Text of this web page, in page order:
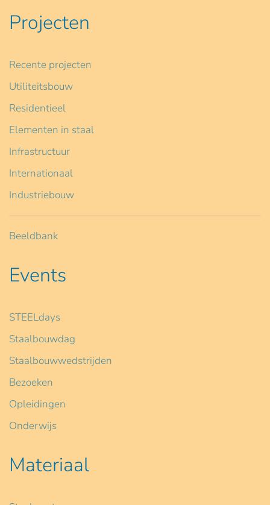
Projecten
Recente projecten
Utiliteitsbouw
Residentieel
Elementen in staal
Infrastructuur
Internationaal
Industriebouw
Beeldbank
Events
STEELdays
Staalbouwdag
Staalbouwwedstrijden
Bezoeken
Opleidingen
Onderwijs
Materiaal